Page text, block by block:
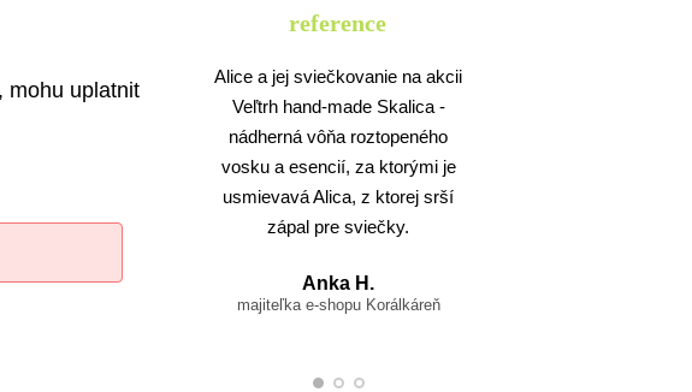
mohu uplatnit
reference
Alice a jej sviečkovanie na akcii
Veľtrh hand-made Skalica -
nádherná vôňa roztopeného
vosku a esencií, za ktorými je
usmievavá Alica, z ktorej srší
zápal pre sviečky.
Anka H.
majiteľka e-shopu Korálkáreň